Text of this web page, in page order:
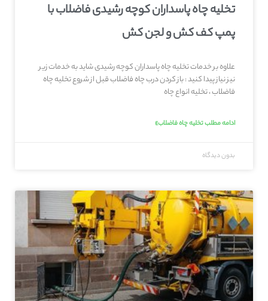
تخلیه چاه پاسداران کوچه رشیدی فاضلاب با
پمپ کف کش و لجن کش
علاوه بر خدمات تخلیه چاه پاسداران کوچه رشیدی شاید به خدمات زیر
نیز نیاز پیدا کنید : باز کردن درب چاه فاضلاب قبل از شروع تخلیه چاه
فاضلاب ، تخلیه انواع چاه
ادامه مطلب تخلیه چاه فاضلاب»
بدون دیدگاه